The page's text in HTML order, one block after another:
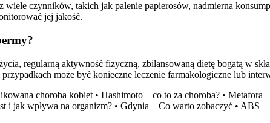
wiele czynników, takich jak palenie papierosów, nadmierna
jej jakość.
regularną aktywność fizyczną, zbilansowaną dietę bogatą w
może być konieczne leczenie farmakologiczne lub
choroba kobiet • Hashimoto – co to za choroba? • Metafora
i jak wpływa na organizm? • Gdynia – Co warto zobaczyć • ABS –